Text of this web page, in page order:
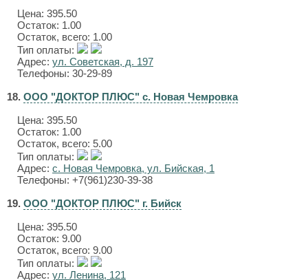
Цена: 395.50
Остаток: 1.00
Остаток, всего: 1.00
Тип оплаты:
Адрес: ул. Советская, д. 197
Телефоны: 30-29-89
18. ООО "ДОКТОР ПЛЮС" с. Новая Чемровка
Цена: 395.50
Остаток: 1.00
Остаток, всего: 5.00
Тип оплаты:
Адрес: с. Новая Чемровка, ул. Бийская, 1
Телефоны: +7(961)230-39-38
19. ООО "ДОКТОР ПЛЮС" г. Бийск
Цена: 395.50
Остаток: 9.00
Остаток, всего: 9.00
Тип оплаты:
Адрес: ул. Ленина, 121